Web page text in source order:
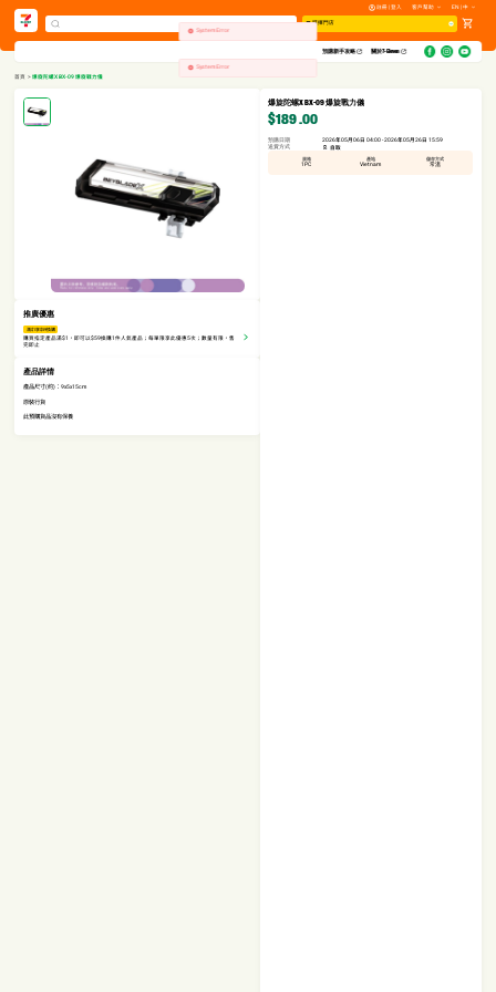
註冊 | 登入 客戶幫助 EN | 中
選擇門店
預購新手攻略​ 關於7-Eleven
首頁 >爆旋陀螺X BX-09 爆旋戰力儀
推廣優惠
滿$1享$59換購
購買指定產品滿$1，即可以$59換購1件人氣產品；每單限享此優惠5次；數量有限，售
完即止
產品詳情
產品尺寸(約)：9x5x15cm
原裝行貨
此預購貨品沒有保養
爆旋陀螺X BX-09 爆旋戰力儀
$189.00
預購日期
2026年05月06日 04:00 - 2026年05月26日 15:59
送貨方式
自取
規格
1PC
產地
Vietnam
儲存方式
常溫
System Error
System Error